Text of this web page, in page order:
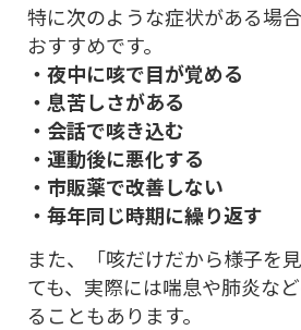
特に次のような症状がある場
おすすめです。
・夜中に咳で目が覚める
・息苦しさがある
・会話で咳き込む
・運動後に悪化する
・市販薬で改善しない
・毎年同じ時期に繰り返す
また、「咳だけだから様子を
ても、実際には喘息や肺炎な
ることもあります。